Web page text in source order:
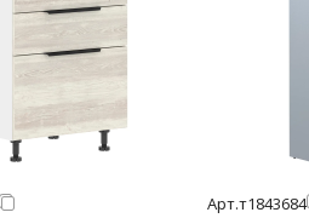
Арт.т1843684